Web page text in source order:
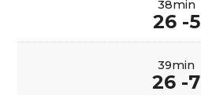
38min
26 -5
39min
26 -7